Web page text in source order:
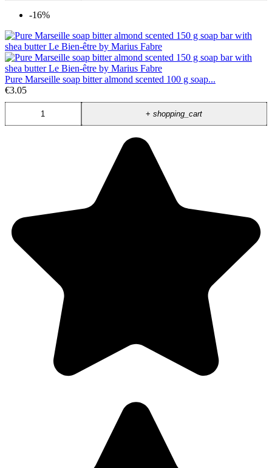
-16%
Pure Marseille soap bitter almond scented 100 g soap...
€3.05
+shopping_cart